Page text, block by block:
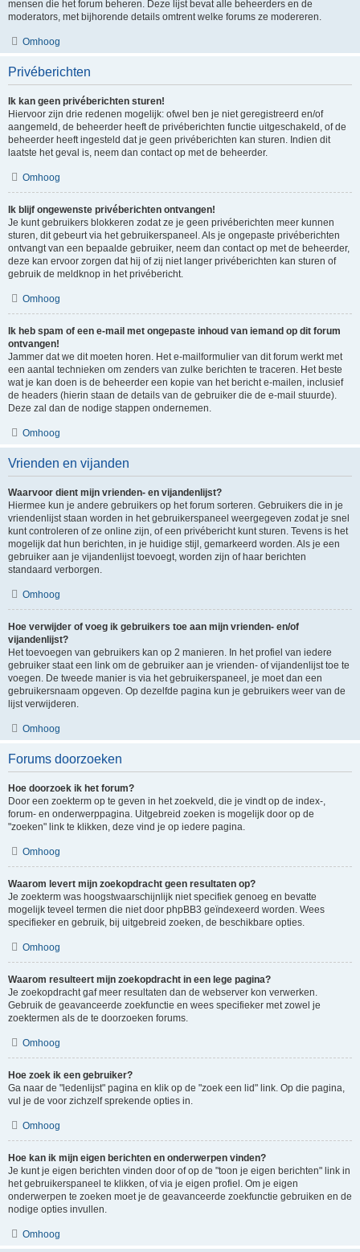
mensen die het forum beheren. Deze lijst bevat alle beheerders en de
moderators, met bijhorende details omtrent welke forums ze modereren.
Omhoog
Privéberichten
Ik kan geen privéberichten sturen!
Hiervoor zijn drie redenen mogelijk: ofwel ben je niet geregistreerd en/of
aangemeld, de beheerder heeft de privéberichten functie uitgeschakeld, of de
beheerder heeft ingesteld dat je geen privéberichten kan sturen. Indien dit
laatste het geval is, neem dan contact op met de beheerder.
Omhoog
Ik blijf ongewenste privéberichten ontvangen!
Je kunt gebruikers blokkeren zodat ze je geen privéberichten meer kunnen
sturen, dit gebeurt via het gebruikerspaneel. Als je ongepaste privéberichten
ontvangt van een bepaalde gebruiker, neem dan contact op met de beheerder,
deze kan ervoor zorgen dat hij of zij niet langer privéberichten kan sturen of
gebruik de meldknop in het privébericht.
Omhoog
Ik heb spam of een e-mail met ongepaste inhoud van iemand op dit forum
ontvangen!
Jammer dat we dit moeten horen. Het e-mailformulier van dit forum werkt met
een aantal technieken om zenders van zulke berichten te traceren. Het beste
wat je kan doen is de beheerder een kopie van het bericht e-mailen, inclusief
de headers (hierin staan de details van de gebruiker die de e-mail stuurde).
Deze zal dan de nodige stappen ondernemen.
Omhoog
Vrienden en vijanden
Waarvoor dient mijn vrienden- en vijandenlijst?
Hiermee kun je andere gebruikers op het forum sorteren. Gebruikers die in je
vriendenlijst staan worden in het gebruikerspaneel weergegeven zodat je snel
kunt controleren of ze online zijn, of een privébericht kunt sturen. Tevens is het
mogelijk dat hun berichten, in je huidige stijl, gemarkeerd worden. Als je een
gebruiker aan je vijandenlijst toevoegt, worden zijn of haar berichten
standaard verborgen.
Omhoog
Hoe verwijder of voeg ik gebruikers toe aan mijn vrienden- en/of
vijandenlijst?
Het toevoegen van gebruikers kan op 2 manieren. In het profiel van iedere
gebruiker staat een link om de gebruiker aan je vrienden- of vijandenlijst toe te
voegen. De tweede manier is via het gebruikerspaneel, je moet dan een
gebruikersnaam opgeven. Op dezelfde pagina kun je gebruikers weer van de
lijst verwijderen.
Omhoog
Forums doorzoeken
Hoe doorzoek ik het forum?
Door een zoekterm op te geven in het zoekveld, die je vindt op de index-,
forum- en onderwerppagina. Uitgebreid zoeken is mogelijk door op de
"zoeken" link te klikken, deze vind je op iedere pagina.
Omhoog
Waarom levert mijn zoekopdracht geen resultaten op?
Je zoekterm was hoogstwaarschijnlijk niet specifiek genoeg en bevatte
mogelijk teveel termen die niet door phpBB3 geïndexeerd worden. Wees
specifieker en gebruik, bij uitgebreid zoeken, de beschikbare opties.
Omhoog
Waarom resulteert mijn zoekopdracht in een lege pagina?
Je zoekopdracht gaf meer resultaten dan de webserver kon verwerken.
Gebruik de geavanceerde zoekfunctie en wees specifieker met zowel je
zoektermen als de te doorzoeken forums.
Omhoog
Hoe zoek ik een gebruiker?
Ga naar de "ledenlijst" pagina en klik op de "zoek een lid" link. Op die pagina,
vul je de voor zichzelf sprekende opties in.
Omhoog
Hoe kan ik mijn eigen berichten en onderwerpen vinden?
Je kunt je eigen berichten vinden door of op de "toon je eigen berichten" link in
het gebruikerspaneel te klikken, of via je eigen profiel. Om je eigen
onderwerpen te zoeken moet je de geavanceerde zoekfunctie gebruiken en de
nodige opties invullen.
Omhoog